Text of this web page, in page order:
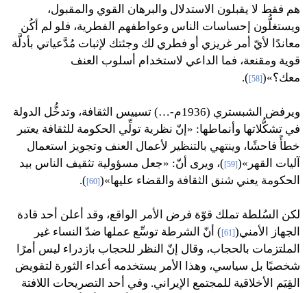
هم فقط لا يقبلون الاستدلال والبرهان القوي والمقبول،
ويستغلُّون إحساسات الناس وعواطفهم الفطرية، فلو لم أكُن
معاندًا لأيّ أمر غريزي أو فطري لك وجئتك لإثبات مُدَّعياتي بأدلَّة
قوية ومقنعة، فما الداعي لاستخدام أسلوب العنف
معك؟»([58]
).
ويرفض الشبستري (1936م-…) تسييس الثقافة، وتدخُّل الدولة
في تشكُّلاتها وأنماطها: «إنّ نظرية تولِّي الحكومة للثقافة يعتبر
خطأً فاحشًا، وينتهي بالتنظير لأعمال العنف وتجويز استعمال
آليات القهر»([59]
)، ويرى أنّ: «جعل مسؤولية تثقيف الناس بيد
الحكومة يعني شنق الثقافة والقضاء عليها»([60]
).
لكن السُلطة تملك قوّة فرض الأمر الواقع، وقد أعلن أحد قادة
الجهاز الأمني([61]
) أنّ الشرطة توسِّع عملها ضدّ النساء غير
الملتزمات بالحجاب، وقال إنّ النظر للحجاب بازدراء ليس أمرًا
شخصيًا بل سياسي، وهذا الأمر يستخدمه أعداء الثورة لتقويض
القِيَم الأخلاقية للمجتمع الإيراني. وفي أحد التصريحات اللافتة